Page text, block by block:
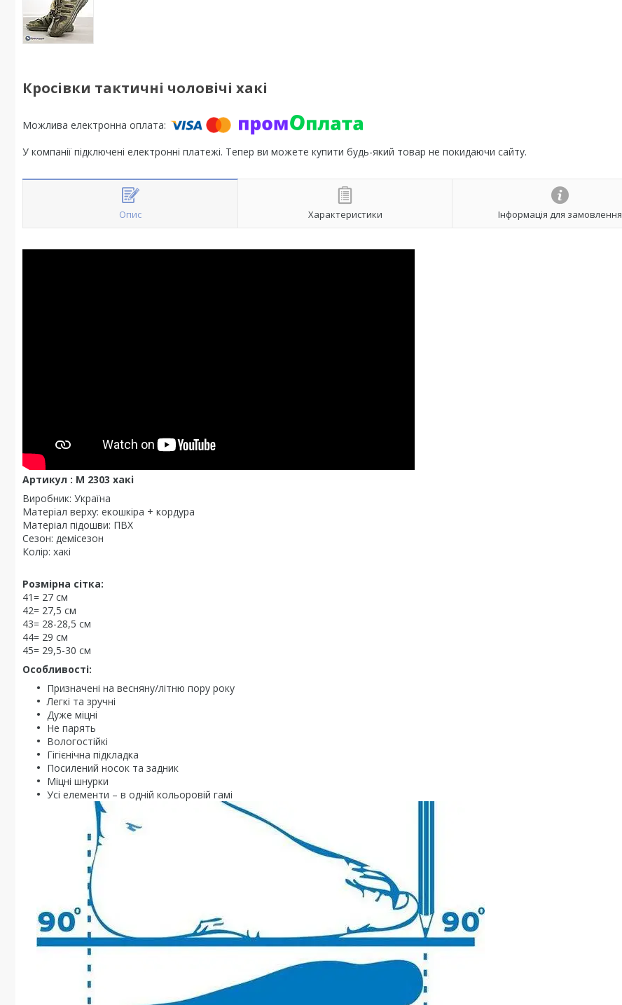
Кросівки тактичні чоловічі хакі
У компанії підключені електронні платежі. Тепер ви можете купити будь-який товар не покидаючи сайту.
Опис Характеристики Інформація для замовлення
Артикул : М 2303 хакі
Виробник: Україна
Матеріал верху: екошкіра + кордура
Матеріал підошви: ПВХ
Сезон: демісезон
Колір: хакі
Розмірна сітка:
41= 27 см
42= 27,5 см
43= 28-28,5 см
44= 29 см
45= 29,5-30 см
Особливості:
Призначені на весняну/літню пору року
Легкі та зручні
Дуже міцні
Не парять
Вологостійкі
Гігієнічна підкладка
Посилений носок та задник
Міцні шнурки
Усі елементи – в одній кольоровій гамі